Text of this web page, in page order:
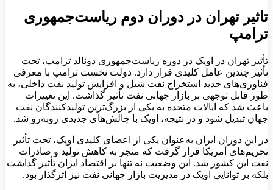
تاثیر تهران در دوران دوم ریاست‌جمهوری
ترامپ
تأثیر تهران در اوپک در دوره ریاست‌جمهوری دونالد ترامپ، تحت
تأثیر چندین عامل کلیدی قرار دارد. دولت نخست ترامپ با معرفی
فناوری‌های جدید استخراج نفت شیل و افزایش تولید نفت داخلی، به
طور قابل توجهی بر بازار جهانی نفت تأثیر گذاشت. این تغییرات
باعث شد که ایالات متحده به یکی از بزرگ‌ترین تولیدکنندگان نفت
جهان تبدیل شود و در نتیجه، اوپک با چالش‌های جدیدی روبه‌رو شد.
در این دوران ایران به‌عنوان یکی از اعضای کلیدی اوپک، تحت تأثیر
تحریم‌های آمریکا قرار گرفت که منجر به کاهش تولید و صادرات
نفت این کشور شد. این وضعیت نه تنها بر اقتصاد ایران تأثیر گذاشت
بلکه بر توانایی اوپک در مدیریت بازار جهانی نفت نیز اثرگذار بود.